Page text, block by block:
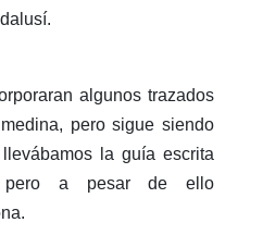
algunos trazados
pero sigue siendo
la guía escrita
pero a pesar de ello